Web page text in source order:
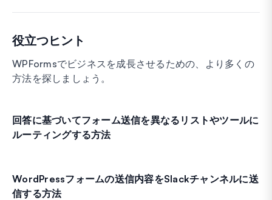
役立つヒント
WPFormsでビジネスを成長させるための、より多くの
方法を探しましょう。
回答に基づいてフォーム送信を異なるリストやツールに
ルーティングする方法
WordPressフォームの送信内容をSlackチャンネルに送
信する方法